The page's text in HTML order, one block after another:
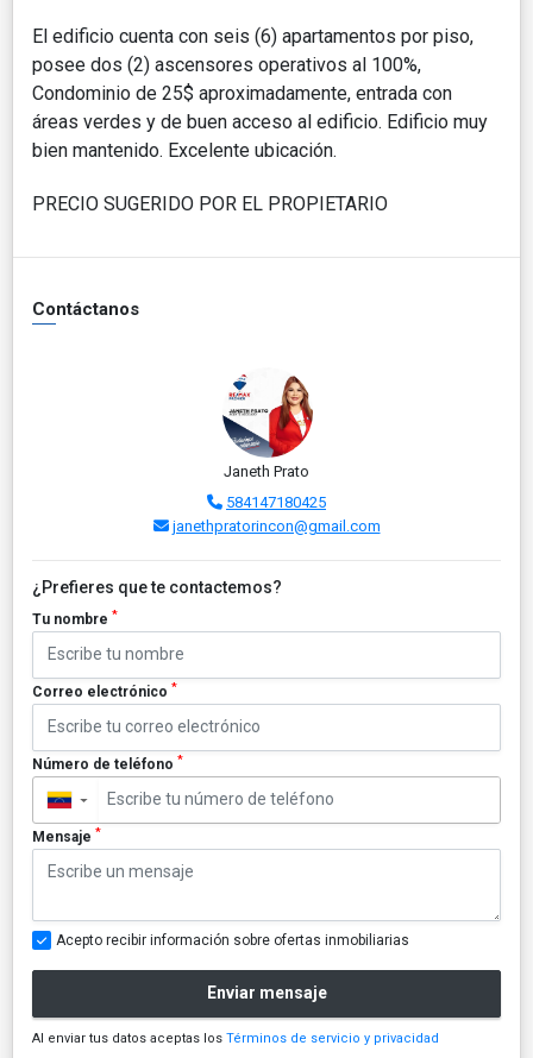
El edificio cuenta con seis (6) apartamentos por piso,
posee dos (2) ascensores operativos al 100%,
Condominio de 25$ aproximadamente, entrada con
áreas verdes y de buen acceso al edificio. Edificio muy
bien mantenido. Excelente ubicación.
PRECIO SUGERIDO POR EL PROPIETARIO
Contáctanos
Janeth Prato
584147180425
janethpratorincon@gmail.com
¿Prefieres que te contactemos?
Tu nombre *
Correo electrónico *
Número de teléfono *
▼
Mensaje *
Acepto recibir información sobre ofertas inmobiliarias
Enviar mensaje
Al enviar tus datos aceptas los Términos de servicio y privacidad